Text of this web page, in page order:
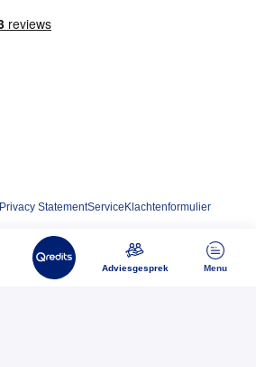
Adviesgesprek Menu
Privacy StatementService Klachtenformulier